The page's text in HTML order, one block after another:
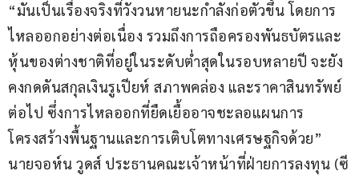
“มันเป็นเรื่องจริงที่วังวนหายนะกำลังก่อตัวขึ้น โดยการ
ไหลออกอย่างต่อเนื่อง รวมถึงการถือครองพันธบัตรและ
หุ้นของต่างชาติที่อยู่ในระดับต่ำสุดในรอบหลายปี จะยัง
คงกดดันสกุลเงินรูเปียห์ สภาพคล่อง และราคาสินทรัพย์
ต่อไป ซึ่งการไหลออกที่ยืดเยื้ออาจชะลอแผนการ
โครงสร้างพื้นฐานและการเติบโตทางเศรษฐกิจด้วย”
นายจอห์น วูดส์ ประธานคณะเจ้าหน้าที่ฝ่ายการลงทุน (ซี